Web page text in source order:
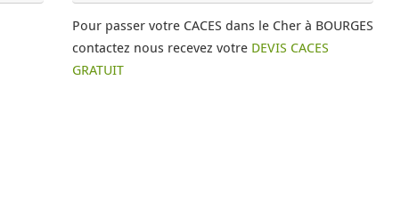
Pour passer votre CACES dans le Cher à BOURGES
contactez nous recevez votre DEVIS CACES
GRATUIT